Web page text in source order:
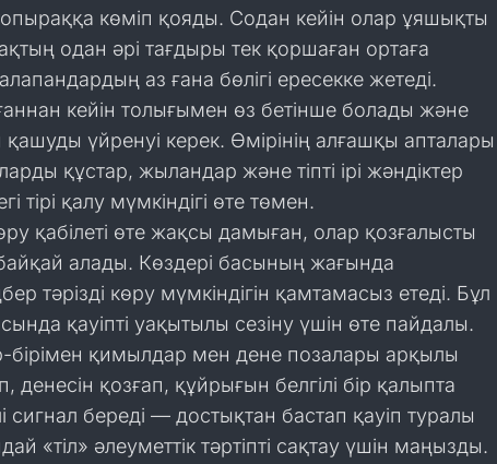
көміп қояды. Содан кейін олар ұяшықты
одан әрі тағдыры тек қоршаған ортаға
аз ғана бөлігі ересекке жетеді.
кейін толығымен өз бетінше болады және
үйренуі керек. Өмірінің алғашқы апталары
құстар, жыландар және тіпті ірі жәндіктер
тірі қалу мүмкіндігі өте төмен.
қабілеті өте жақсы дамыған, олар қозғалысты
алады. Көздері басының жағында
тәрізді көру мүмкіндігін қамтамасыз етеді. Бұл
қауіпті уақытылы сезіну үшін өте пайдалы.
бірімен қимылдар мен дене позалары арқылы
денесін қозғап, құйрығын белгілі бір қалыпта
сигнал береді — достықтан бастап қауіп туралы
«тіл» әлеуметтік тәртіпті сақтау үшін маңызды.